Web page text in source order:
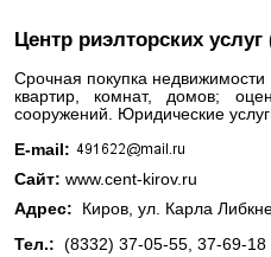
Центр риэлторских
Срочная покупка
квартир, комнат, домов;
сооружений. Юридические
E-mail:
Сайт: www.cent-kirov.ru
Адрес: Киров, ул. Кapлa
Тел.: (8332) 37-05-55, 37-69-18